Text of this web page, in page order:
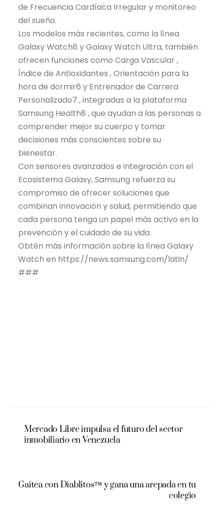
de Frecuencia Cardíaca Irregular y monitoreo
del sueño.
Los modelos más recientes, como la línea
Galaxy Watch8 y Galaxy Watch Ultra, también
ofrecen funciones como Carga Vascular ,
Índice de Antioxidantes , Orientación para la
hora de dormir6 y Entrenador de Carrera
Personalizado7 , integradas a la plataforma
Samsung Health8 , que ayudan a las personas a
comprender mejor su cuerpo y tomar
decisiones más conscientes sobre su
bienestar.
Con sensores avanzados e integración con el
Ecosistema Galaxy, Samsung refuerza su
compromiso de ofrecer soluciones que
combinan innovación y salud, permitiendo que
cada persona tenga un papel más activo en la
prevención y el cuidado de su vida.
Obtén más información sobre la línea Galaxy
Watch en https://news.samsung.com/latin/
###
Mercado Libre impulsa el futuro del sector
inmobiliario en Venezuela
Gaitea con Diablitos™ y gana una arepada en tu
colegio